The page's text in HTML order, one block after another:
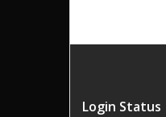
Login Status